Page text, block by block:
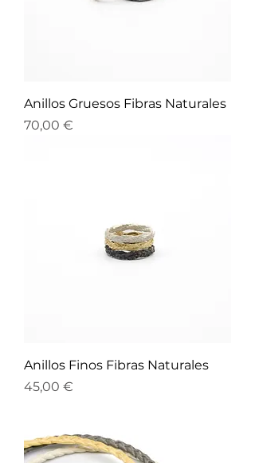
Anillos Gruesos Fibras Naturales
Precio
70,00 €
Anillos Finos Fibras Naturales
Precio
45,00 €